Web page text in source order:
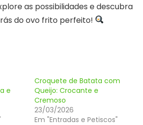
as possibilidades e descubra
do ovo frito perfeito!
e
Croquete de Batata com
Queijo: Crocante e
Cremoso
23/03/2026
Em "Entradas e Petiscos"